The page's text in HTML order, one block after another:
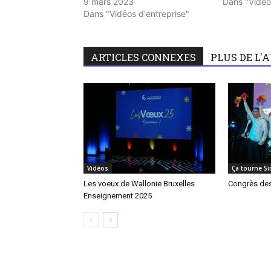
Dans "Vidéos d'entreprise"
ARTICLES CONNEXES PLUS DE
Vidéos
Les voeux de Wallonie Bruxelles
Enseignement 2025
Ça tourne
Congrès